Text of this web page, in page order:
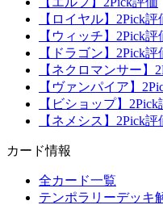
【ロイヤル】2Pick評
【ウィッチ】2Pick評
【ドラゴン】2Pick評
【ネクロマンサー】
【ヴァンパイア】
【ビショップ】2Pick
【ネメシス】2Pick評
カード情報
全カード一覧
テンポラリーデッキ